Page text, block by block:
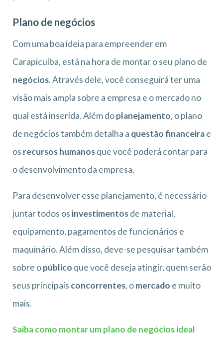
Plano de negócios
Com uma boa ideia para empreender em
Carapicuíba, está na hora de montar o seu plano de
negócios. Através dele, você conseguirá ter uma
visão mais ampla sobre a empresa e o mercado no
qual está inserida. Além doplanejamento, o plano
de negócios também detalha a questão financeirae
os recursos humanosque você poderá contar para
o desenvolvimento da empresa.
Para desenvolver esse planejamento, é necessário
juntar todos os investimentosde material,
equipamento, pagamentos de funcionários e
maquinário. Além disso, deve-se pesquisar também
sobre opúblico que você deseja atingir, quem serão
seus principais concorrentes, omercado e muito
mais.
Saiba como montar um plano de negócios ideal